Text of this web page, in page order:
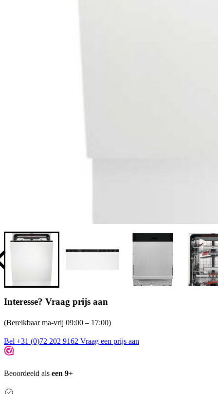
Interesse? Vraag prijs aan
(Bereikbaar ma-vrij 09:00 – 17:00)
Bel +31 (0)72 202 9162 Vraag een prijs aan
Beoordeeld als een 9+